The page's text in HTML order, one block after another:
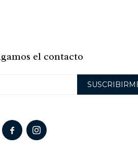
el contacto
 